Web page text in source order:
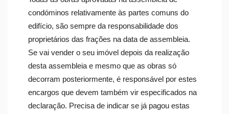
condóminos relativamente às partes comuns do
edifício, são sempre da responsabilidade dos
proprietários das frações na data de assembleia.
Se vai vender o seu imóvel depois da realização
desta assembleia e mesmo que as obras só
decorram posteriormente, é responsável por estes
encargos que devem também vir especificados na
declaração. Precisa de indicar se já pagou estas